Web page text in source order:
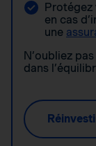
Protégez
en cas
une
N’oubliez
dans